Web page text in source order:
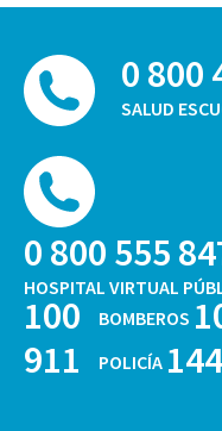
0 800
SALUD
0 800 555
HOSPITAL VIRTUAL
100 BOMBEROS
911 POLICÍA 144